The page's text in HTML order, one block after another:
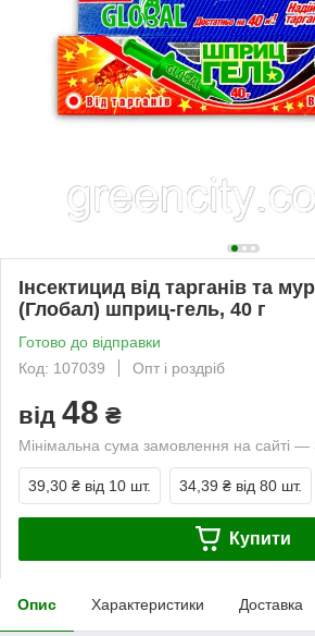
Інсектицид від тарганів та
(Глобал) шприц-гель, 40 г
Готово до відправки
Код: 107039
Опт і роздріб
від 48 ₴
Мінімальна сума замовлення на сайті —
39,30 ₴ від 10 шт. 34,39 ₴ від 80 шт.
Купити
Опис Характеристики Доставка